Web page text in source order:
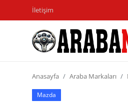
İletişim
Giriş
Anasayfa
Anasayfa Araba Markaları
Mazda